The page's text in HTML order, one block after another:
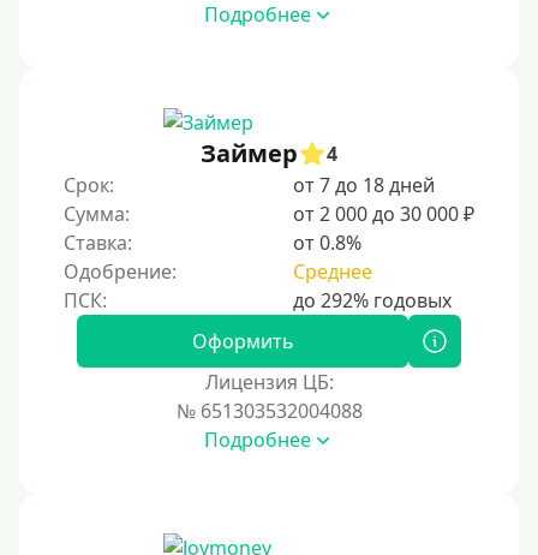
По ИНН
По загранпаспорту
По военному билету
По водительскому удостоверению
Без СНИЛСа
Подробнее
Займер
4
Срок:
от 7 до 18 дней
Сумма:
от 2 000 до 30 000 ₽
Ставка:
от 0.8%
Одобрение:
Среднее
Оформить
Лицензия ЦБ:
№ 651303532004088
Подробнее